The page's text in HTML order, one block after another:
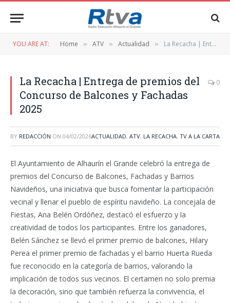
YOU ARE AT: Home » ATV » Actualidad » La Recacha | Entrega de premios del Concurso de Balcones y Fachadas 2025
La Recacha | Entrega de premios del
Concurso de Balcones y Fachadas
2025
0
BY REDACCIÓN ON 04/02/2026ACTUALIDAD, ATV, LA RECACHA, TV A LA CARTA
El Ayuntamiento de Alhaurín el Grande celebró la entrega de
premios del Concurso de Balcones, Fachadas y Barrios
Navideños, una iniciativa que busca fomentar la participación
vecinal y llenar el pueblo de espíritu navideño. La concejala de
Fiestas, Ana Belén Ordóñez, destacó el esfuerzo y la
creatividad de todos los participantes. Entre los ganadores,
Belén Sánchez se llevó el primer premio de balcones, Hilary
Perea el primer premio de fachadas y el barrio Huerta Rueda
fue reconocido en la categoría de barrios, valorando la
implicación de todos sus vecinos. El certamen no solo premia
la decoración, sino que también refuerza la convivencia, el